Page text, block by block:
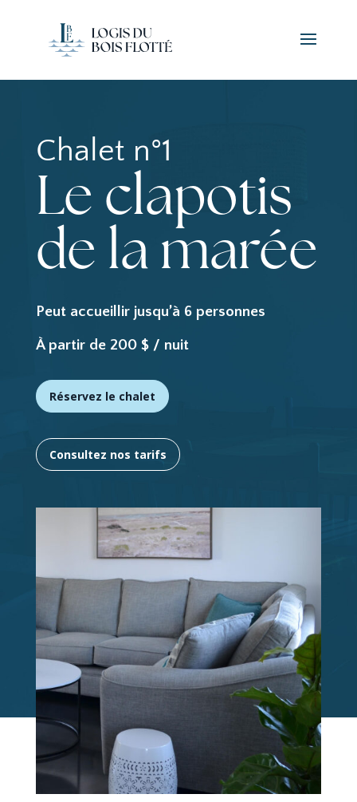
Chalet n°1
Le clapotis
de la marée
Peut accueillir jusqu’à 6 personnes
À partir de 200 $ / nuit
Réservez le chalet
Consultez nos tarifs